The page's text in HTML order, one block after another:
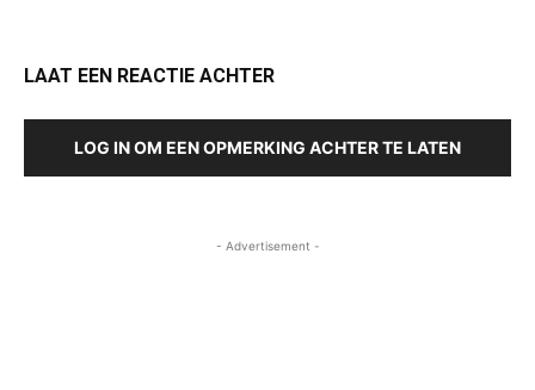
LAAT EEN REACTIE ACHTER
LOG IN OM EEN OPMERKING ACHTER TE LATEN
- Advertisement -